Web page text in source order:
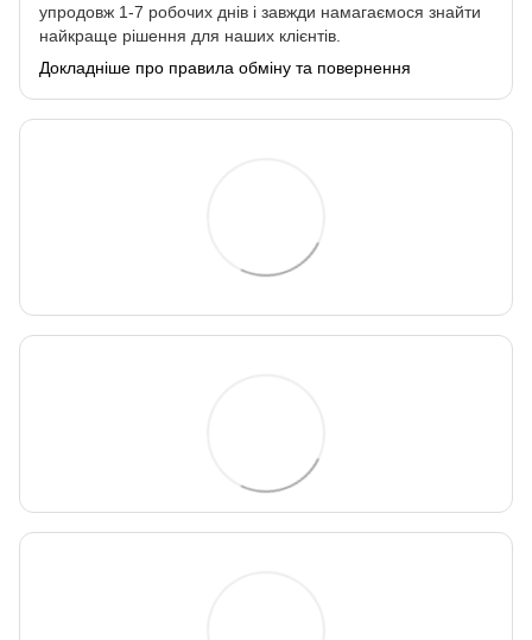
упродовж 1-7 робочих днів і завжди намагаємося знайти
найкраще рішення для наших клієнтів.
Докладніше про правила обміну та повернення